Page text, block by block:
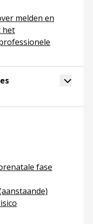
melden en
het
Stap 5: Beslissen
Toggle
fase
Contact JGZ in de
Interventies voor